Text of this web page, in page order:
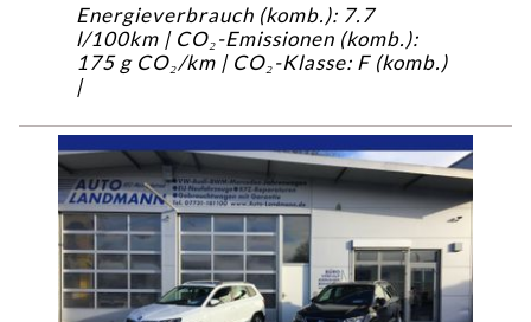
Energieverbrauch (komb.): 7.7
l/100km | CO₂-Emissionen (komb.):
175 g CO₂/km | CO₂-Klasse: F (komb.)
|